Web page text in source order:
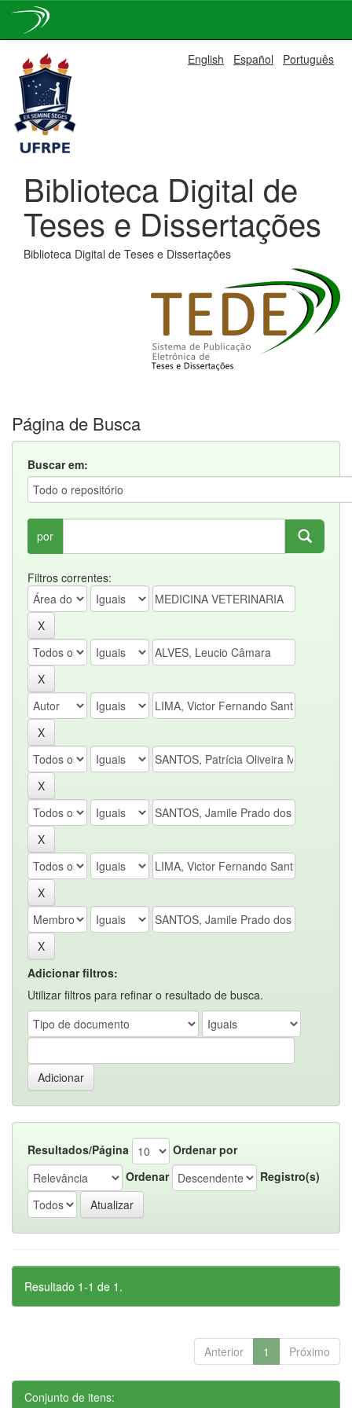
navigation
English Español Português
Biblioteca Digital de
Teses e Dissertações
Biblioteca Digital de Teses e Dissertações
Página de Busca
Buscar em:
por
Filtros correntes:
Adicionar filtros:
Utilizar filtros para refinar o resultado de busca.
Resultados/Página
Ordenar por
Ordenar
Registro(s)
Resultado 1-1 de 1.
Anterior 1 Próximo
Conjunto de itens: